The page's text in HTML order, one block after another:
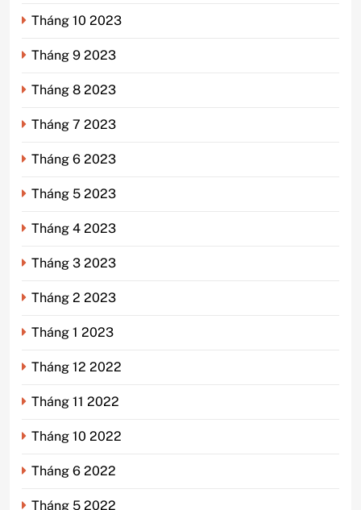
Tháng 10 2023
Tháng 9 2023
Tháng 8 2023
Tháng 7 2023
Tháng 6 2023
Tháng 5 2023
Tháng 4 2023
Tháng 3 2023
Tháng 2 2023
Tháng 1 2023
Tháng 12 2022
Tháng 11 2022
Tháng 10 2022
Tháng 6 2022
Tháng 5 2022